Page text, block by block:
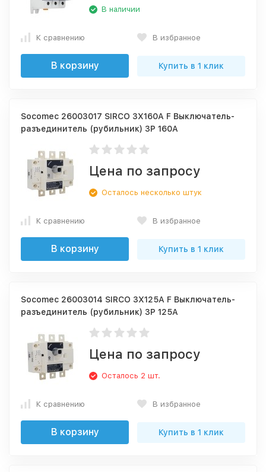
В наличии
К сравнению В избранное
В корзину Купить в 1 клик
Socomec 26003017 SIRCO 3X160A F Выключатель-
разъединитель (рубильник) 3P 160A
Цена по запросу
Осталось несколько штук
К сравнению В избранное
В корзину Купить в 1 клик
Socomec 26003014 SIRCO 3X125A F Выключатель-
разъединитель (рубильник) 3P 125A
Цена по запросу
Осталось 2 шт.
К сравнению В избранное
В корзину Купить в 1 клик